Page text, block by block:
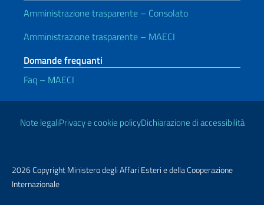
Amministrazione trasparente – Consolato
Amministrazione trasparente – MAECI
Domande frequanti
Faq – MAECI
Link Utili
Note legaliPrivacy e cookie policyDichiarazione di accessibilità
2026 Copyright Ministero degli Affari Esteri e della Cooperazione
Internazionale